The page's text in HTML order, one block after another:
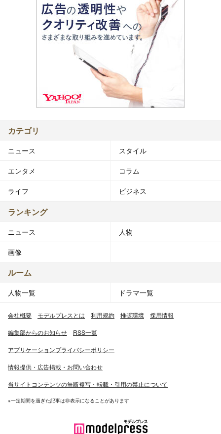
カテゴリ
ニュース スタイル
エンタメ コラム
ライフ ビジネス
ランキング
ニュース 人物
画像
ルーム
人物一覧 ドラマ一覧
会社概要 モデルプレスとは 利用規約 推奨環境 採用情報
編集部からのお知らせ RSS一覧
アプリケーションプライバシーポリシー
情報提供・広告掲載・お問い合わせ
当サイトコンテンツの無断複写・転載・引用の禁止について
※一定期間を過ぎた記事は非表示になることがあります